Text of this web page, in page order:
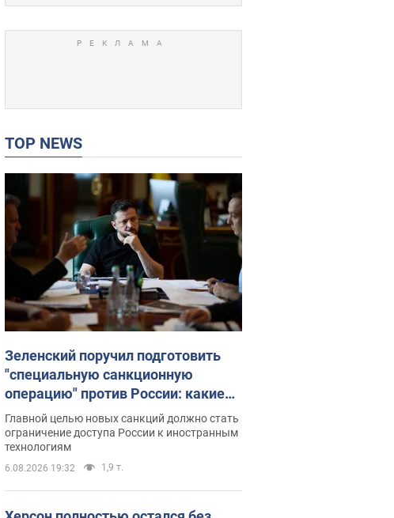
TOP NEWS
Зеленский поручил подготовить
"специальную санкционную
операцию" против России: какие
задачи поставил президент. Фото
Главной целью новых санкций должно стать
ограничение доступа России к иностранным
технологиям
6.08.2026 19:32 1,9 т.